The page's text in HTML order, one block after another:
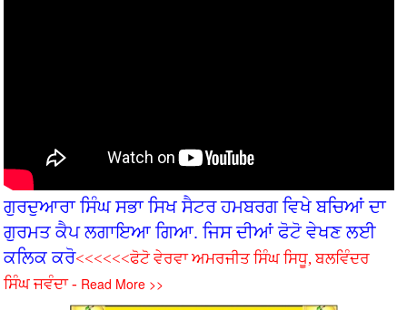
ਗੁਰਦੁਆਰਾ ਸਿੰਘ ਸਭਾ ਸਿਖ ਸੈਟਰ ਹਮਬਰਗ ਵਿਖੇ ਬਚ‌ਿਆਂ ਦਾ
ਗੁਰਮਤ ਕੈਪ ਲਗਾਇਆ ਗਿਆ. ਜਿਸ ਦੀਆਂ ਫੋਟੋ ਵੇਖਣ ਲਈ
ਕਲਿਕ ਕਰੋ<<<<<<ਫੋਟੋ ਵੇਰਵਾ ਅਮਰਜੀਤ ਸਿੰਘ ਸਿਧੂ, ਬਲਵਿੰਦਰ
ਸਿੰਘ ਜਵੰਦਾ - Read More >>